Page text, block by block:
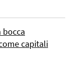
bocca
capitali